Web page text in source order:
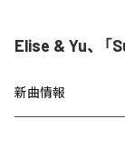
Elise & Yu、「
新曲情報